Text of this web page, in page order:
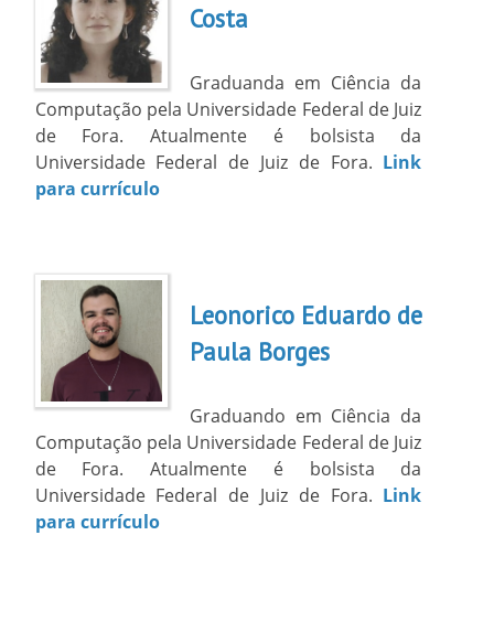
Costa
Graduanda em Ciência da
Computação pela Universidade Federal de Juiz
de Fora. Atualmente é bolsista da
Universidade Federal de Juiz de Fora. Link
para currículo
Leonorico Eduardo de
Paula Borges
Graduando em Ciência da
Computação pela Universidade Federal de Juiz
de Fora. Atualmente é bolsista da
Universidade Federal de Juiz de Fora. Link
para currículo